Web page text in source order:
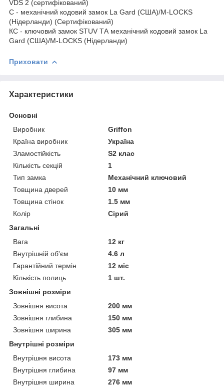
VDS 2 (сертифікований)
C - механічний кодовий замок La Gard (США)/M-LOCKS
(Нідерланди) (Сертифікований)
КС - ключовий замок STUV ТА механічний кодовий замок La
Gard (США)/M-LOCKS (Нідерланди)
Приховати
Характеристики
Основні
Виробник
Griffon
Країна виробник
Україна
Зламостійкість
S2 клас
Кількість секцій
1
Тип замка
Механічний ключовий
Товщина дверей
10 мм
Товщина стінок
1.5 мм
Колір
Сірий
Загальні
Вага
12 кг
Внутрішній об'єм
4.6 л
Гарантійний термін
12 міс
Кількість полиць
1 шт.
Зовнішні розміри
Зовнішня висота
200 мм
Зовнішня глибина
150 мм
Зовнішня ширина
305 мм
Внутрішні розміри
Внутрішня висота
173 мм
Внутрішня глибина
97 мм
Внутрішня ширина
276 мм